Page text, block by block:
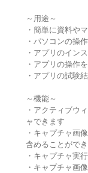
～用途～
・簡単に資料や
・パソコンの操
・アプリのイン
・アプリの操作
・アプリの試験
～機能～
・アクティブウ
ャできます
・キャプチャ画
含めることがで
・キャプチャ実
・キャプチャ画